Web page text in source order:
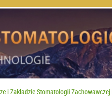
Zakładzie Stomatologii